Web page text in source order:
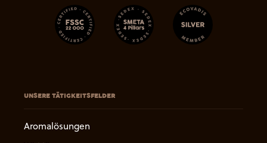
UNSERE TÄTIGKEITSFELDER
Aromalösungen